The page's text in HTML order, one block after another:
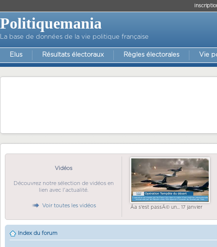
Politiquemania
La base de données de la vie politique française
Elus Résultats électoraux Règles électorales Vie
Vidéos
Découvrez notre sélection de vidéos en
lien avec l'actualité.
Voir toutes les vidéos Ãa s'est passÃ© un... 17 janvier
Index du forum